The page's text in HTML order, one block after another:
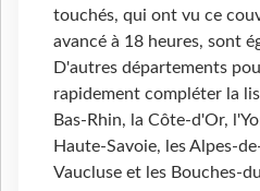
touchés, qui ont vu ce
avancé à 18 heures, sont
D'autres départements
rapidement compléter la
Bas-Rhin, la Côte-d'Or,
Haute-Savoie, les Alpes-
Vaucluse et les Bouches-